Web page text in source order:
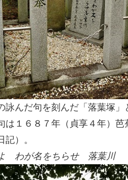
詠んだ句を刻んだ「落葉塚」
は１６８７年（貞享４年）
記）。
わが名をちらせ 落葉川